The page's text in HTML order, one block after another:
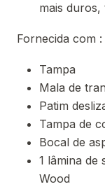
mais duros,
Fornecida com :
Tampa
Mala de
Patim
Tampa de
Bocal de
1 lâmina de
Wood